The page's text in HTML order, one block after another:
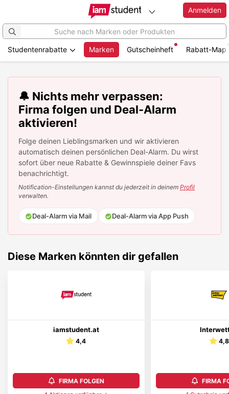
Hauptinhalt
Anmelden
Studentenrabatte Marken Gutscheinheft Rabatt-Map
🔔 Nichts mehr verpassen:
Firma folgen und Deal-Alarm
aktivieren!
Folge deinen Lieblingsmarken und wir aktivieren
automatisch deinen persönlichen Deal-Alarm. Du wirst
sofort über neue Rabatte & Gewinnspiele deiner Favs
benachrichtigt.
Notification-Einstellungen kannst du jederzeit in deinem Profil
verwalten.
Deal-Alarm via Mail Deal-Alarm via App Push
Diese Marken könnten dir gefallen
iamstudent.at
4,4
FIRMA FOLGEN
4,8
FIRMA